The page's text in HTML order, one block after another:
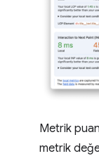
Metrik
metrik